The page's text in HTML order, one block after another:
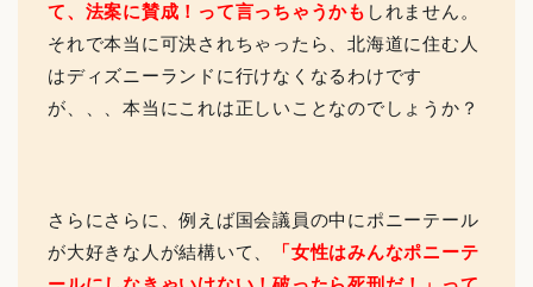
て、法案に賛成！って言っちゃうかも しれません。
それで本当に可決されちゃったら、北海道に住む人
はディズニーランドに行けなくなるわけです
が、、、本当にこれは正しいことなのでしょうか？
さらにさらに、例えば国会議員の中にポニーテール
が大好きな人が結構いて、
「女性はみんなポニーテ